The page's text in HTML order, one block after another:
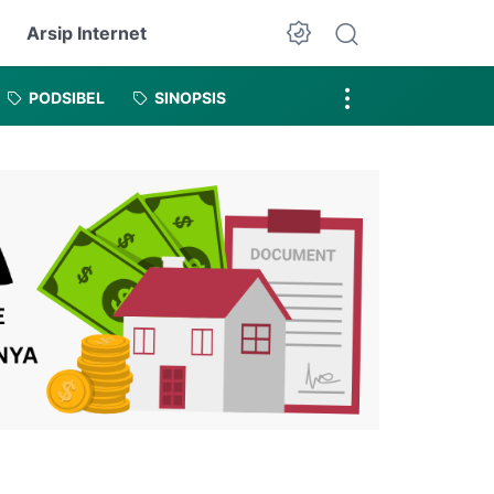
Arsip Internet
Dark Mode
PODSIBEL SINOPSIS